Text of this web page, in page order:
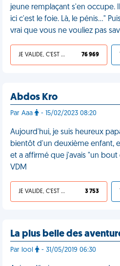
jeune remplaçant s'en occupe.
ici c'est le foie. Là, le pénis…"
vrai que vous ne vouliez pas
JE VALIDE, C'EST UNE VDM 76 969
Abdos Kro
Par Aaa - 15/02/2023 08:20
Aujourd'hui, je suis heureux
bientôt d'un deuxième enfant,
et a affirmé que j'avais "un
VDM
JE VALIDE, C'EST UNE VDM 3 753
La plus belle des
Par lool - 31/05/2019 06:30